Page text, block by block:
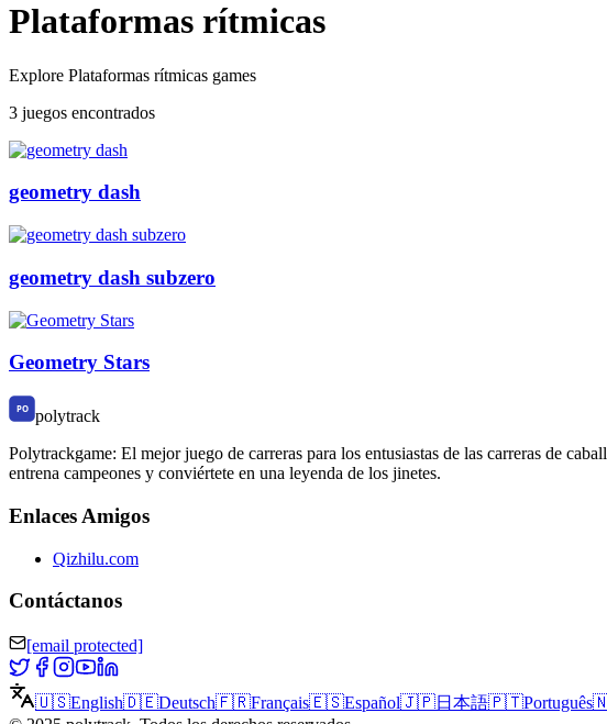
Plataformas rítmicas
Explore Plataformas rítmicas games
3 juegos encontrados
geometry dash
geometry dash subzero
Geometry Stars
polytrack
Polytrackgame: El mejor juego de carreras para los entusiastas de las carreras de
entrena campeones y conviértete en una leyenda de los jinetes.
Enlaces Amigos
Qizhilu.com
Contáctanos
[email protected]
🇺🇸English🇩🇪Deutsch🇫🇷Français🇪🇸Español🇯🇵日本語🇵🇹Português